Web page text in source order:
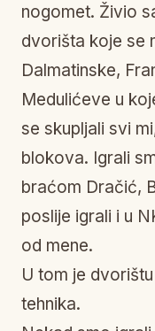
nogomet. Živio
dvorišta koje se
Dalmatinske,
Medulićeve u
se skupljali svi
blokova. Igrali
braćom Dračić,
poslije igrali i u
od mene.
U tom je
tehnika.